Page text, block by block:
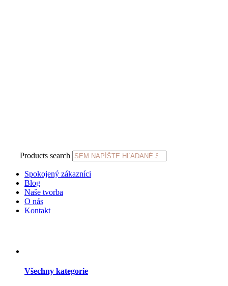
Products search
Spokojený zákazníci
Blog
Naše tvorba
O nás
Kontakt
Všechny kategorie